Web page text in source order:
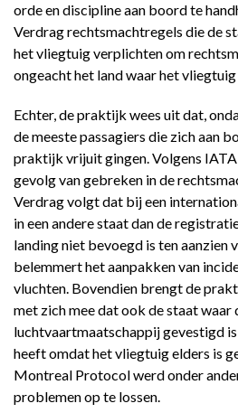
orde en discipline aan boord te
Verdrag rechtsmachtregels die de
het vliegtuig verplichten om
ongeacht het land waar het
Echter, de praktijk wees uit dat,
de meeste passagiers die zich aan
praktijk vrijuit gingen. Volgens
gevolg van gebreken in de
Verdrag volgt dat bij een
in een andere staat dan de
landing niet bevoegd is ten aanzien
belemmert het aanpakken van
vluchten. Bovendien brengt de
met zich mee dat ook de staat waar
luchtvaartmaatschappij gevestigd
heeft omdat het vliegtuig elders is
Montreal Protocol werd onder
problemen op te lossen.